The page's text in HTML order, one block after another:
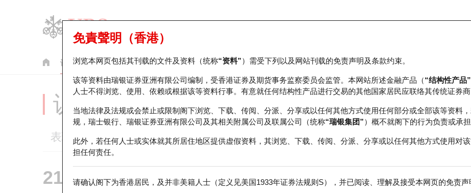
认股证 牛熊证 美股指数产品 轮证市场统计 正股数据及市场统计 瑞银轮证教室
免責聲明（香港）
浏览本网页包括其刊载的文件及资料（统称“资料”）需受下列以及网站刊载的免责声明及条款约束。
该等资料由瑞银证券亚洲有限公司编制，受香港证券及期货事务监察委员会监管。本网站所述金融产品（“结构性产品”
人士不得浏览、使用、依赖或根据该等资料行事。有意就任何结构性产品进行交易的其他国家居民应联络其传统证券商
当地法律及法规或会禁止或限制阁下浏览、下载、传阅、分派、分享或以任何其他方式使用任何部分或全部该等资料
规，瑞士银行、瑞银证券亚洲有限公司及其相关附属公司及联属公司（统称“瑞银集团”）概不就阁下的行为负责或承担
此外，若任何人士或实体就其所居住地区提供虚假资料，其浏览、下载、传阅、分派、分享或以任何其他方式使用对
担任何责任。
请确认阁下为香港居民，及并非美籍人士（定义见美国1933年证券法规则S），并已阅读、理解及接受本网页的免责声
认股证分析仪
表现 街货统计 比较
21352 瑞银认购 0020 商汤－Ｗ